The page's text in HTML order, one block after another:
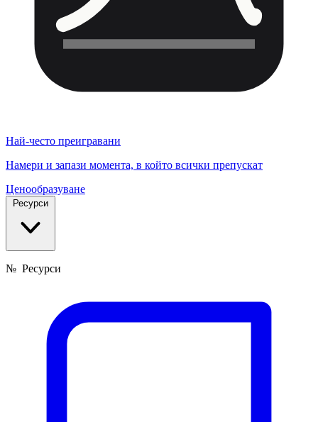
Най-често преигравани
Намери и запази момента, в който всички препускат
Ценообразуване
Ресурси
№ Ресурси